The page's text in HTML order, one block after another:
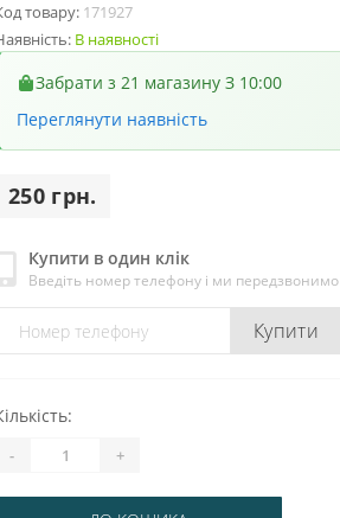
товару: 171927
В наявності
Забрати з 21 магазину З 10:00
Переглянути наявність
250 грн.
Купити в один клік
Введіть номер телефону і ми передзвонимо
Купити
- +